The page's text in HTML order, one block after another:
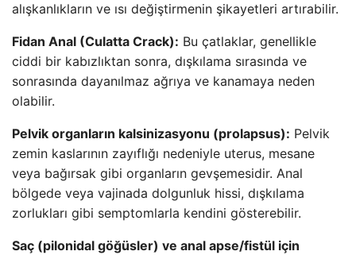
alışkanlıkların ve ısı değiştirmenin şikayetleri artırabilir.
Fidan Anal (Culatta Crack): Bu çatlaklar, genellikle
ciddi bir kabızlıktan sonra, dışkılama sırasında ve
sonrasında dayanılmaz ağrıya ve kanamaya neden
olabilir.
Pelvik organların kalsinizasyonu (prolapsus): Pelvik
zemin kaslarının zayıflığı nedeniyle uterus, mesane
veya bağırsak gibi organların gevşemesidir. Anal
bölgede veya vajinada dolgunluk hissi, dışkılama
zorlukları gibi semptomlarla kendini gösterebilir.
Saç (pilonidal göğüsler) ve anal apse/fistül için